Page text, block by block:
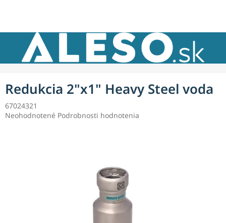
Redukcia 2"x1" Heavy Steel voda
67024321
Priemerné
Neohodnotené Podrobnosti hodnotenia